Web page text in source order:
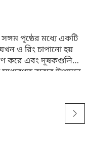
পৃষ্ঠের মধ্যে একটি
ও রিং চাপানো হয়
করে এবং দূষকগুলিকে
রাবার উপাদান
মসৃণ এবং পরিধান-মুক্ত